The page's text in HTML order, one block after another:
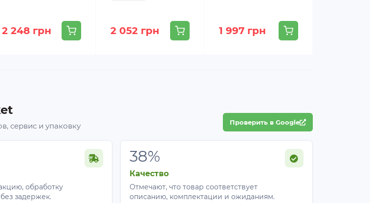
2 248 грн 2 052 грн 1 997 грн
сервис и упаковку Проверить в Google
обработку
задержек.
38%
Качество
Отмечают, что товар соответствует
описанию, комплектации и ожиданиям.